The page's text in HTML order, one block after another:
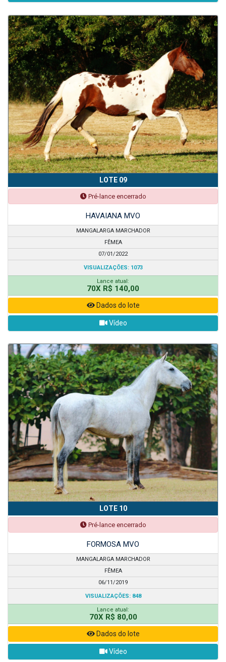
LOTE 09
Pré-lance encerrado
HAVAIANA MVO
MANGALARGA MARCHADOR
FÊMEA
07/01/2022
VISUALIZAÇÕES: 1073
Lance atual:
70X R$ 140,00
Dados do lote
Vídeo
LOTE 10
Pré-lance encerrado
FORMOSA MVO
MANGALARGA MARCHADOR
FÊMEA
06/11/2019
VISUALIZAÇÕES: 848
Lance atual:
70X R$ 80,00
Dados do lote
Vídeo